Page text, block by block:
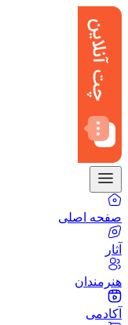
صفحه اصلی
آثار
هنرمندان
آکادمی